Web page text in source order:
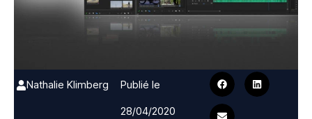
Nathalie Klimberg
Publié le
28/04/2020